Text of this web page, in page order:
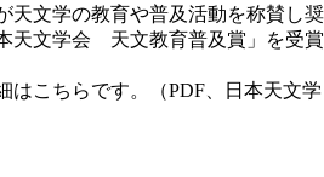
天文学の教育や普及活動を称賛し奨
天文学会 天文教育普及賞」を受賞
はこちらです。（PDF、日本天文学